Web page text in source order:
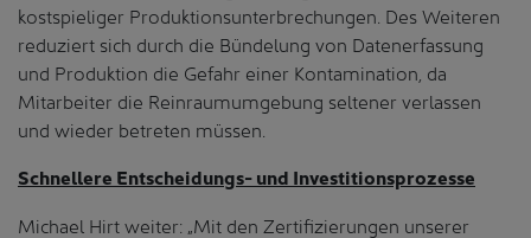
kostspieliger Produktionsunterbrechungen. Des Weiteren
reduziert sich durch die Bündelung von Datenerfassung
und Produktion die Gefahr einer Kontamination, da
Mitarbeiter die Reinraumumgebung seltener verlassen
und wieder betreten müssen.
Schnellere Entscheidungs- und Investitionsprozesse
Michael Hirt weiter: „Mit den Zertifizierungen unserer